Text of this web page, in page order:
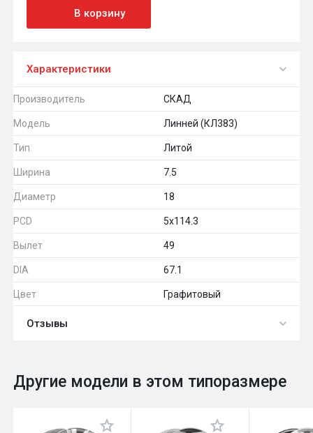
В корзину
Характеристики
Производитель СКАД
Модель Линней (КЛ383)
Тип Литой
Ширина 7.5
Диаметр 18
PCD 5x114.3
Вылет 49
DIA 67.1
Цвет Графитовый
Отзывы
Оставить отзыв
Общий рейтинг 0
Другие модели в этом типоразмере